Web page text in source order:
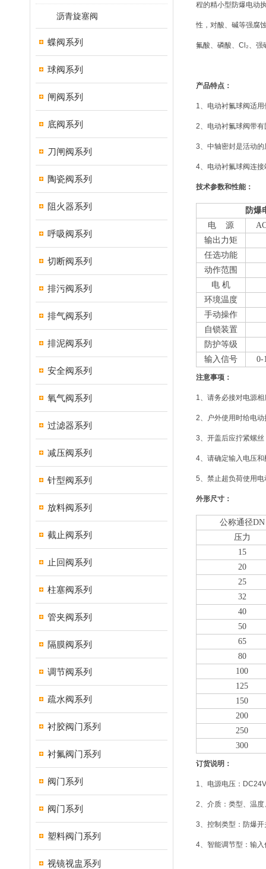
沥青旋塞阀
蝶阀系列
球阀系列
闸阀系列
底阀系列
刀闸阀系列
陶瓷阀系列
阻火器系列
呼吸阀系列
切断阀系列
排污阀系列
排气阀系列
排泥阀系列
安全阀系列
氧气阀系列
过滤器系列
减压阀系列
针型阀系列
放料阀系列
截止阀系列
止回阀系列
柱塞阀系列
管夹阀系列
隔膜阀系列
调节阀系列
疏水阀系列
衬胶阀门系列
衬氟阀门系列
阀门系列
阀门系列
塑料阀门系列
视镜视盅系列
程的精小型防爆电动
性，对酸、碱等强腐
氟酸、磷酸、Cl₂、
产品特点：
1、电动衬氟球阀适
2、电动衬氟球阀带
3、中轴密封是活动
4、电动衬氟球阀连
技术参数和性能：
防爆
电 源
输出力矩
任选功能
动作范围
电 机
环境温度
手动操作
自锁装置
防护等级
输入信号
0-
注意事项：
1、请务必接对电源
2、户外使用时给电
3、开盖后应拧紧螺
4、请确定输入电压
5、禁止超负荷使用
外形尺寸：
公称通径DN
压力
15
20
25
32
40
50
65
80
100
125
150
200
250
300
订货说明：
1、电源电压：
2、介质：类型、温度
3、控制类型：防爆
4、智能调节型：输